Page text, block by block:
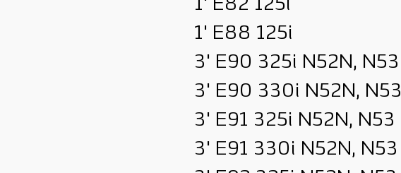
1' E82 125i
1' E88 125i
3' E90 325i N52N, N53
3' E90 330i N52N, N53
3' E91 325i N52N, N53
3' E91 330i N52N, N53